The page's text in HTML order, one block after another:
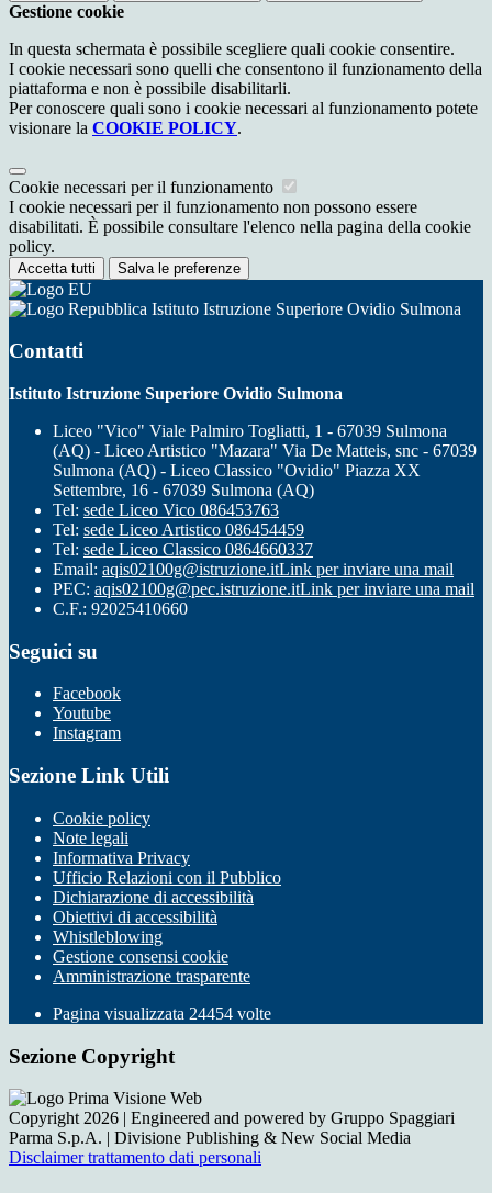
Gestione cookie
In questa schermata è possibile scegliere quali cookie consentire.
I cookie necessari sono quelli che consentono il funzionamento della
piattaforma e non è possibile disabilitarli.
Per conoscere quali sono i cookie necessari al funzionamento potete
visionare la COOKIE POLICY.
Cookie necessari per il funzionamento
I cookie necessari per il funzionamento non possono essere
disabilitati. È possibile consultare l'elenco nella pagina della cookie
policy.
Accetta tutti Salva le preferenze
Istituto Istruzione Superiore Ovidio Sulmona
Contatti
Istituto Istruzione Superiore Ovidio Sulmona
Liceo "Vico" Viale Palmiro Togliatti, 1 - 67039 Sulmona
(AQ) - Liceo Artistico "Mazara" Via De Matteis, snc - 67039
Sulmona (AQ) - Liceo Classico "Ovidio" Piazza XX
Settembre, 16 - 67039 Sulmona (AQ)
Tel: sede Liceo Vico 086453763
Tel: sede Liceo Artistico 086454459
Tel: sede Liceo Classico 0864660337
Email: aqis02100g@istruzione.itLink per inviare una mail
PEC: aqis02100g@pec.istruzione.itLink per inviare una mail
C.F.: 92025410660
Seguici su
Facebook
Youtube
Instagram
Sezione Link Utili
Cookie policy
Note legali
Informativa Privacy
Ufficio Relazioni con il Pubblico
Dichiarazione di accessibilità
Obiettivi di accessibilità
Whistleblowing
Gestione consensi cookie
Amministrazione trasparente
Pagina visualizzata 24454 volte
Sezione Copyright
Copyright 2026 | Engineered and powered by Gruppo Spaggiari
Parma S.p.A. | Divisione Publishing & New Social Media
Disclaimer trattamento dati personali